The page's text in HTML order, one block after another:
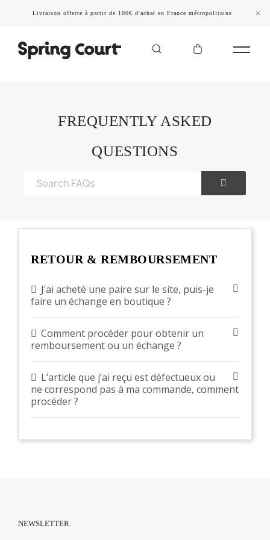
Livraison offerte à partir de 100€ d'achat en France métropolitaine
FREQUENTLY ASKED
QUESTIONS
RETOUR & REMBOURSEMENT
J’ai acheté une paire sur le site, puis-je
faire un échange en boutique ?
Comment procéder pour obtenir un
remboursement ou un échange ?
L’article que j’ai reçu est défectueux ou
ne correspond pas à ma commande, comment
procéder ?
NEWSLETTER